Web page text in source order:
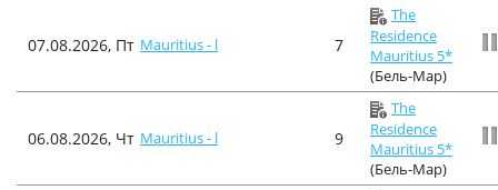
07.08.2026, Пт Mauritius - l 7
The
Residence
Mauritius 5*
(Бель-Мар)
06.08.2026, Чт Mauritius - l 9
The
Residence
Mauritius 5*
(Бель-Мар)